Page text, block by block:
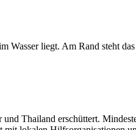
Thailand erschüttert.